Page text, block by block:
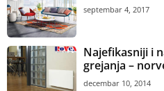
septembar 4, 2017
Najefikasniji i
grejanja –
decembar 10, 2014